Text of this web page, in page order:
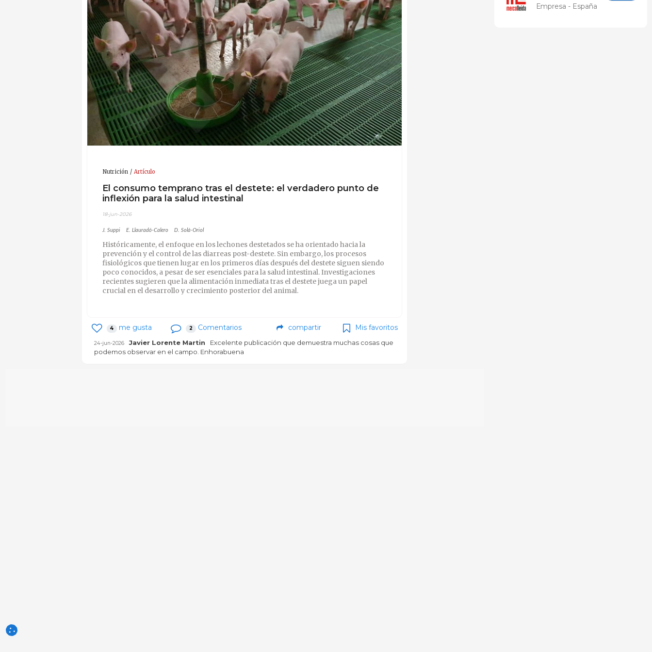
Nutrición Artículo
El consumo temprano tras el destete: el verdadero punto de
inflexión para la salud intestinal
18-jun-2026
J. Suppi E. Llauradó-Calero D. Solà-Oriol
Históricamente, el enfoque en los lechones destetados se ha orientado hacia la
prevención y el control de las diarreas post-destete. Sin embargo, los procesos
fisiológicos que tienen lugar en los primeros días después del destete siguen siendo
poco conocidos, a pesar de ser esenciales para la salud intestinal. Investigaciones
recientes sugieren que la alimentación inmediata tras el destete juega un papel
crucial en el desarrollo y crecimiento posterior del animal.
4 me gusta 2 Comentarios compartir Mis favoritos
24-jun-2026 Javier Lorente Martin
Excelente publicación que demuestra muchas cosas que
podemos observar en el campo. Enhorabuena
Empresa - España